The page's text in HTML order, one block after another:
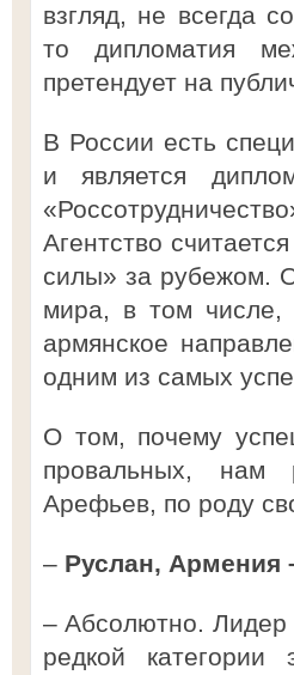
взгляд, не всегда
то дипломатия
претендует на
В России есть
и является
Агентство
силы» за рубежом.
мира, в том числе,
армянское
одним из самых
О том, почему
провальных, нам
Арефьев, по роду
– Руслан, Армения
– Абсолютно. Лидер
редкой категории